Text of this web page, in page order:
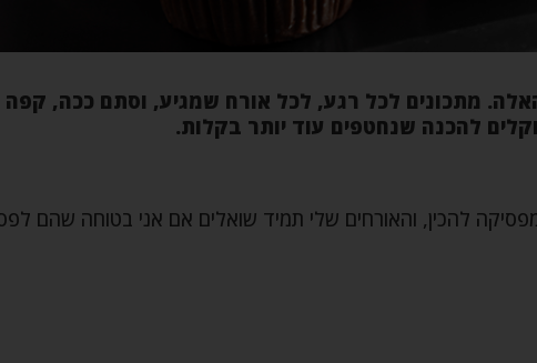
מתכונים לכל רגע, לכל אורח שמגיע, וסתם ככה, קפה
להכנה שנחטפים עוד יותר בקלות.
להכין, והאורחים שלי תמיד שואלים אם אני בטוחה שהם